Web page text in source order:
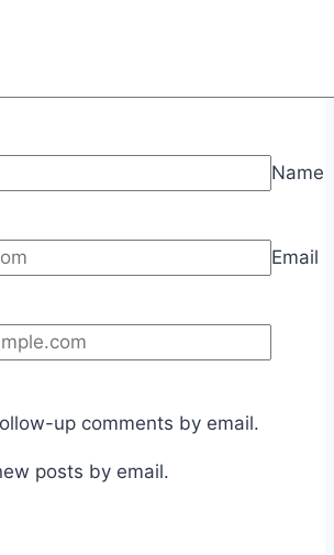
Name
Email
up comments by email.
posts by email.